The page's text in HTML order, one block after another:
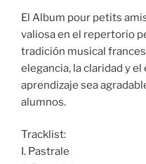
El Album pour petits
valiosa en el repertorio
tradición musical
elegancia, la claridad y
aprendizaje sea
alumnos.
Tracklist:
I. Pastrale